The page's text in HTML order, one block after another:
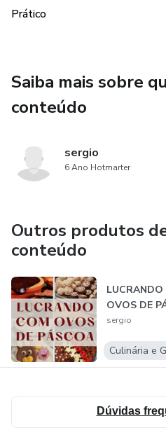
organização de tarefas e a
a um guia prático e fácil de
e melhorar sua qualidade de vida.
Prático
Saiba mais sobre
conteúdo
sergio
6 Ano Hotmarter
Outros produtos
conteúdo
LUCRANDO
OVOS DE
sergio
Dúvidas